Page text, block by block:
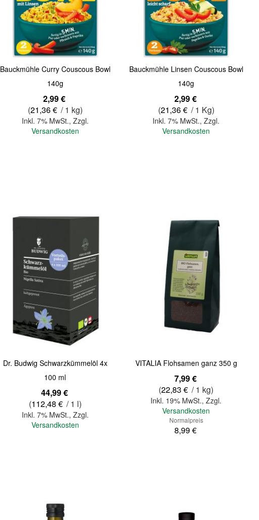
Quickview Quickview
Bauckmühle Curry Couscous Bowl
140g
2,99 €
(21,36 € / 1 kg)
Inkl. 7% MwSt., Zzgl.
Versandkosten
Quickview
Bauckmühle Linsen Couscous Bowl
140g
2,99 €
(21,36 € / 1 Kg)
Inkl. 7% MwSt.,Zzgl.
Versandkosten
Dr. Budwig Schwarzkümmelöl 4x
100 ml
44,99 €
(112,48 € / 1 l)
Inkl. 7% MwSt., Zzgl.
Versandkosten
VITALIA Flohsamen ganz 350 g
7,99 €
(22,83 € / 1 kg)
Inkl. 19% MwSt.,Zzgl.
Versandkosten
Normalpreis
8,99 €